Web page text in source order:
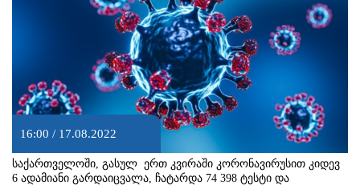
16:00 / 17.08.2022
საქართველოში, გასულ ერთ კვირაში კორონავირუსით კიდევ
6 ადამიანი გარდაიცვალა, ჩატარდა 74 398 ტესტი და